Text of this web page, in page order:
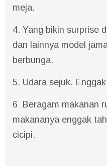
meja.
4. Yang bikin surprise
dan lainnya model
berbunga.
5. Udara sejuk.
6 Beragam makanan
makananya enggak
cicipi.